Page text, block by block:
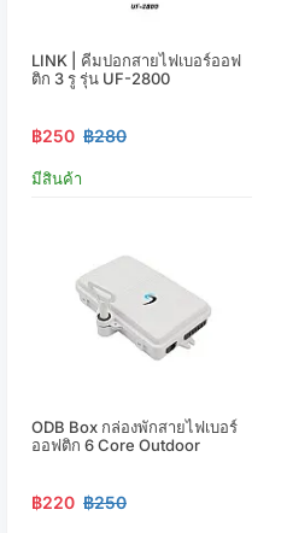
LINK | คีมปอกสายไฟเบอร์ออฟ
ติก 3 รู รุ่น UF-2800
฿250 ฿280
มีสินค้า
ODB Box กล่องพักสายไฟเบอร์
ออฟติก 6 Core Outdoor
฿220 ฿250